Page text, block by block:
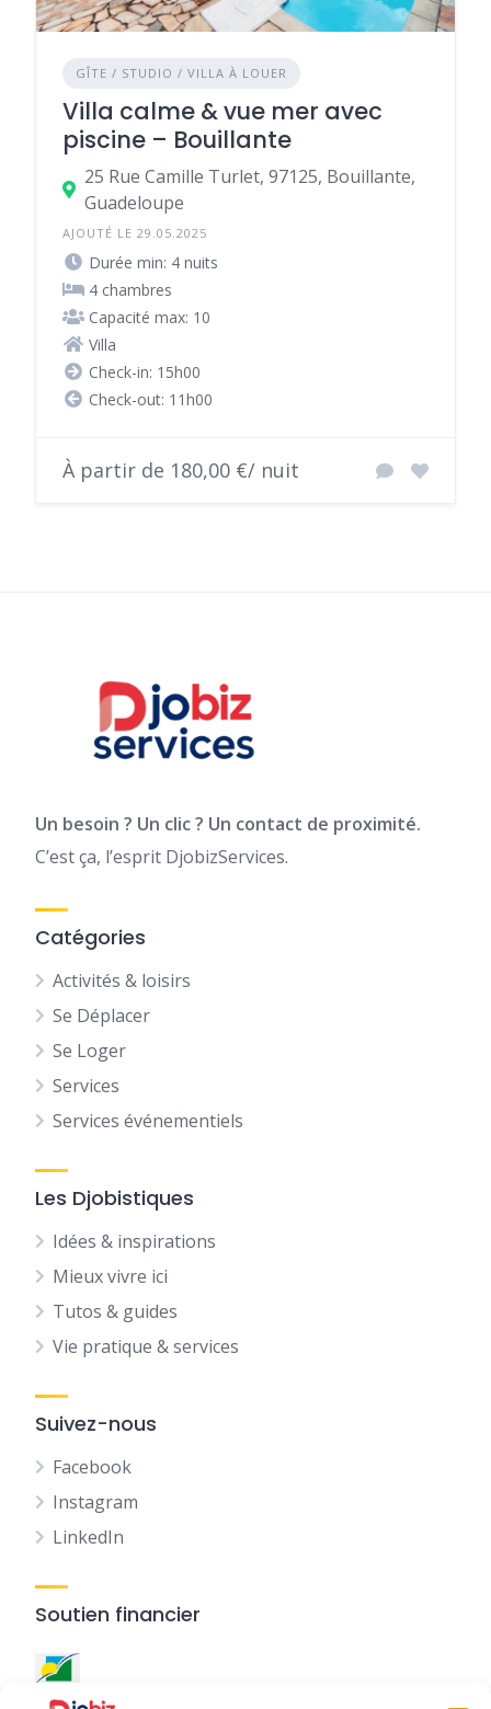
GÎTE / STUDIO / VILLA À LOUER
Villa calme & vue mer avec
piscine – Bouillante
25 Rue Camille Turlet, 97125, Bouillante,
Guadeloupe
AJOUTÉ LE 29.05.2025
Durée min: 4 nuits
4 chambres
Capacité max: 10
Villa
Check-in: 15h00
Check-out: 11h00
À partir de 180,00 €/ nuit
Un besoin ? Un clic ? Un contact de proximité.
C’est ça, l’esprit DjobizServices.
Catégories
Activités & loisirs
Se Déplacer
Se Loger
Services
Services événementiels
Les Djobistiques
Idées & inspirations
Mieux vivre ici
Tutos & guides
Vie pratique & services
Suivez-nous
Facebook
Instagram
LinkedIn
Soutien financier